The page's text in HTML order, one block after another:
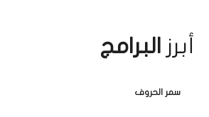
أبرز البرامج
سمر الحروف